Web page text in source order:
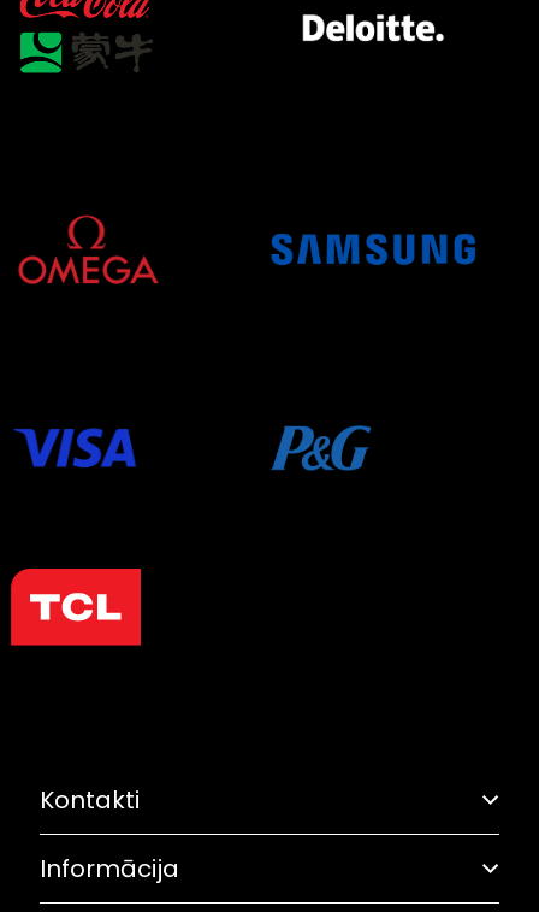
Kontakti
Adrese: Grostonas iela 6B, Rīga
Informācija